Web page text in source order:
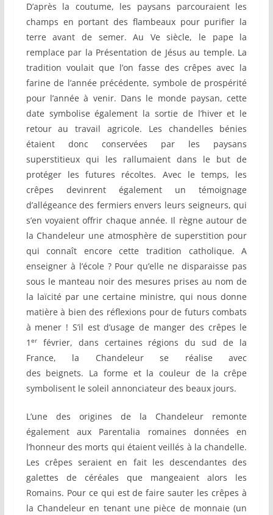
D’après la coutume, les paysans parcouraient les
champs en portant des flambeaux pour purifier la
terre avant de semer. Au Ve siècle, le pape la
remplace par la Présentation de Jésus au temple. La
tradition voulait que l’on fasse des crêpes avec la
farine de l’année précédente, symbole de prospérité
pour l’année à venir. Dans le monde paysan, cette
date symbolise également la sortie de l’hiver et le
retour au travail agricole. Les chandelles bénies
étaient donc conservées par les paysans
superstitieux qui les rallumaient dans le but de
protéger les futures récoltes. Avec le temps, les
crêpes devinrent également un témoignage
d’allégeance des fermiers envers leurs seigneurs, qui
s’en voyaient offrir chaque année. Il règne autour de
la Chandeleur une atmosphère de superstition pour
qui connaît encore cette tradition catholique. A
enseigner à l’école ? Pour qu’elle ne disparaisse pas
sous le manteau noir des mesures prises au nom de
la laïcité par une certaine ministre, qui nous donne
matière à bien des réflexions pour de futurs combats
à mener ! S’il est d’usage de manger des crêpes le
1 erfévrier, dans certaines régions du sud de la
France, la Chandeleur se réalise avec
des beignets. La forme et la couleur de la crêpe
symbolisent le soleil annonciateur des beaux jours.
L’une des origines de la Chandeleur remonte
également aux Parentalia romaines données en
l’honneur des morts qui étaient veillés à la chandelle.
Les crêpes seraient en fait les descendantes des
galettes de céréales que mangeaient alors les
Romains. Pour ce qui est de faire sauter les crêpes à
la Chandeleur en tenant une pièce de monnaie (un